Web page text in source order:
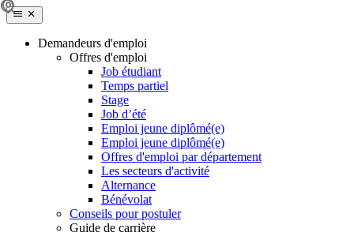
Demandeurs d'emploi
Offres d'emploi
Job étudiant
Temps partiel
Stage
Job d’été
Emploi jeune diplômé(e)
Emploi jeune diplômé(e)
Offres d'emploi par département
Les secteurs d'activité
Alternance
Bénévolat
Conseils pour postuler
Guide de carrière